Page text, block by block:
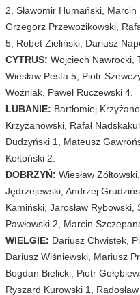
2, Sławomir Humański,
Grzegorz Przewozikowski,
5, Robet Zieliński, Dariusz
CYTRUS: Wojciech Nawrocki,
Wiesław Pesta 5, Piotr
Woźniak, Paweł Ruczewski 4.
LUBANIE: Bartłomiej
Krzyżanowski, Rafał
Dudzyński 1, Mateusz
Kołtoński 2.
DOBRZYŃ: Wiesław
Jędrzejewski, Andrzej
Kamiński, Jarosław Rybowski,
Pawłowski 2, Marcin
WIELGIE: Dariusz Chwistek,
Dariusz Wiśniewski, Mariusz
Bogdan Bielicki, Piotr
Ryszard Kurowski 1, Radosław